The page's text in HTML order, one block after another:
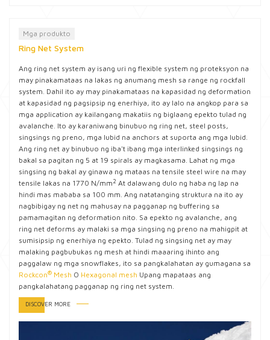
Mga produkto
Ring Net System
Ang ring net system ay isang uri ng flexible system ng proteksyon na
may pinakamataas na lakas ng anumang mesh sa range ng rockfall
system. Dahil ito ay may pinakamataas na kapasidad ng deformation
at kapasidad ng pagsipsip ng enerhiya, ito ay lalo na angkop para sa
mga application ay kailangang makatiis ng biglaang epekto tulad ng
avalanche. Ito ay karaniwang binubuo ng ring net, steel posts,
singsings ng preno, mga lubid na anchors at suporta ang mga lubid.
Ang ring net ay binubuo ng iba't ibang mga interlinked singsings ng
bakal sa pagitan ng 5 at 19 spirals ay magkasama. Lahat ng mga
singsing ng bakal ay ginawa ng mataas na tensile steel wire na may
tensile lakas na 1770 N/mm2 At dalawang dulo ng haba ng lap na
hindi mas mababa sa 100 mm. Ang natatanging struktura na ito ay
nagbibigay ng net ng mahusay na pagganap ng buffering sa
pamamagitan ng deformation nito. Sa epekto ng avalanche, ang
ring net deforms ay malaki sa mga singsing ng preno na mahigpit at
sumisipsip ng enerhiya ng epekto. Tulad ng singsing net ay may
malaking pagbubukas ng mesh at hindi maaaring ihinto ang
paggalaw ng mga snowflakes, ito sa pangkalahatan ay gumagana sa
Rockcon® Mesh O Hexagonal mesh Upang mapataas ang
pangkalahatang pagganap ng ring net system.
DISCOVER MORE